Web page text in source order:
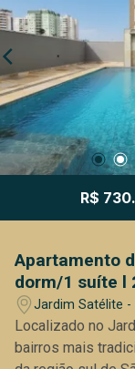
R$
Apartamento
dorm/1 suíte l
cobertas l
Lazer l
Jardim Satélite
Campos/SP
Localizado no
bairros mais